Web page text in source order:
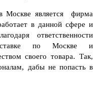
Москве является фирма
в данной сфере и
ответственности
по Москве и
своего товара. Так,
дабы не попасть в